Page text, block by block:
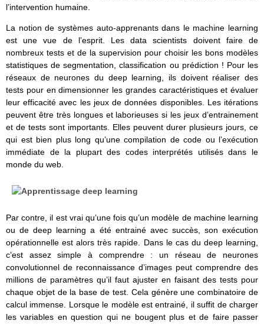
l’intervention humaine.
La notion de systèmes auto-apprenants dans le machine learning
est une vue de l’esprit. Les data scientists doivent faire de
nombreux tests et de la supervision pour choisir les bons modèles
statistiques de segmentation, classification ou prédiction ! Pour les
réseaux de neurones du deep learning, ils doivent réaliser des
tests pour en dimensionner les grandes caractéristiques et évaluer
leur efficacité avec les jeux de données disponibles. Les itérations
peuvent être très longues et laborieuses si les jeux d’entrainement
et de tests sont importants. Elles peuvent durer plusieurs jours, ce
qui est bien plus long qu’une compilation de code ou l’exécution
immédiate de la plupart des codes interprétés utilisés dans le
monde du web.
Par contre, il est vrai qu’une fois qu’un modèle de machine learning
ou de deep learning a été entrainé avec succès, son exécution
opérationnelle est alors très rapide. Dans le cas du deep learning,
c’est assez simple à comprendre : un réseau de neurones
convolutionnel de reconnaissance d’images peut comprendre des
millions de paramètres qu’il faut ajuster en faisant des tests pour
chaque objet de la base de test. Cela génère une combinatoire de
calcul immense. Lorsque le modèle est entrainé, il suffit de charger
les variables en question qui ne bougent plus et de faire passer